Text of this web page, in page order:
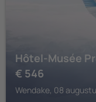
Hôtel-Musée
€ 546
Wendake, 08